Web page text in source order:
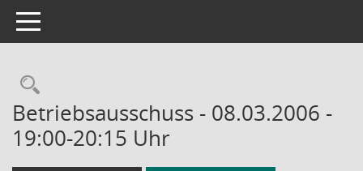
Toggle navigation
Rechercheauswahl
Betriebsausschuss - 08.03.2006 -
19:00-20:15 Uhr